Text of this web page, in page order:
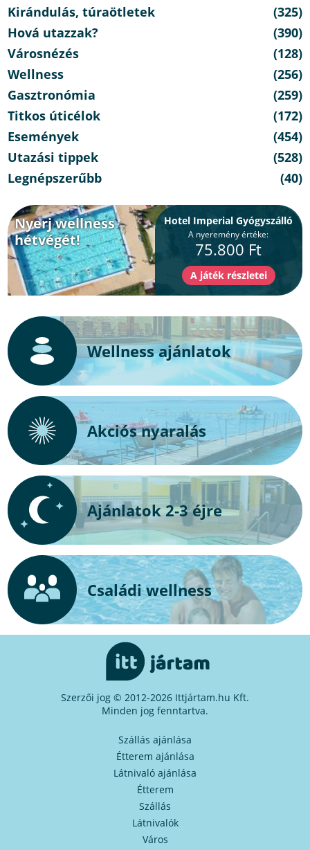
Kirándulás, túraötletek
(325)
Hová utazzak?
(390)
Városnézés
(128)
Wellness
(256)
Gasztronómia
(259)
Titkos úticélok
(172)
Események
(454)
Utazási tippek
(528)
Legnépszerűbb
(40)
Nyerj wellness
hétvégét!
Hotel Imperial Gyógyszálló
A nyeremény értéke:
75.800 Ft
Wellness ajánlatok
Akciós nyaralás
Ajánlatok 2-3 éjre
Családi wellness
Szerzői jog © 2012-2026 Ittjártam.hu Kft.
Minden jog fenntartva.
Szállás ajánlása
Étterem ajánlása
Látnivaló ajánlása
Étterem
Szállás
Látnivalók
Város